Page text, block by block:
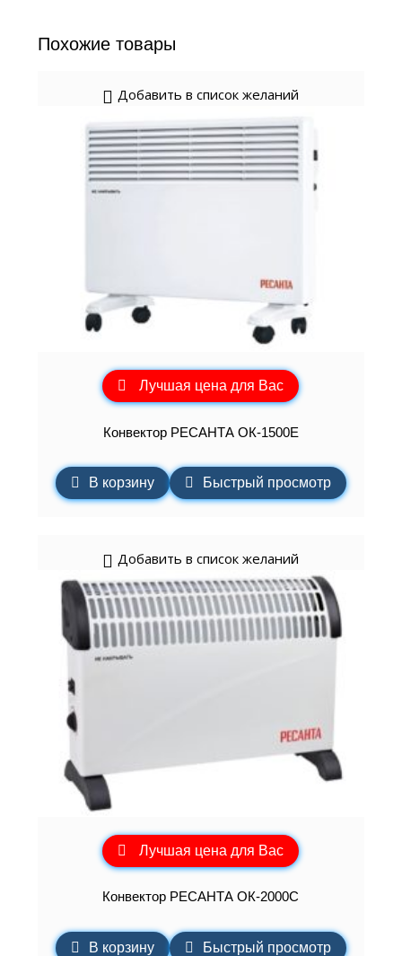
Похожие товары
Добавить в список желаний
Лучшая цена для Вас
Конвектор РЕСАНТА ОК-1500Е
В корзину Быстрый просмотр
Добавить в список желаний
Лучшая цена для Вас
Конвектор РЕСАНТА ОК-2000С
В корзину Быстрый просмотр